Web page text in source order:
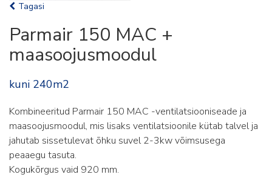
Tagasi
Parmair 150 MAC +
maasoojusmoodul
kuni 240m2
Kombineeritud Parmair 150 MAC -ventilatsiooniseade ja
maasoojusmoodul, mis lisaks ventilatsioonile kütab talvel ja
jahutab sissetulevat õhku suvel 2-3kw võimsusega
peaaegu tasuta.
Kogukõrgus vaid 920 mm.